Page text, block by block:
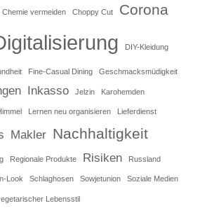
Chemie vermeiden Choppy Cut Corona
DIY-Kleidung
Fine-Casual Dining Geschmacksmüdigkeit
Inkasso Jelzin Karohemden
Lernen neu organisieren Lieferdienst
Makler Nachhaltigkeit
Regionale Produkte Risiken Russland
Look Schlaghosen Sowjetunion Soziale Medien
Lebensstil